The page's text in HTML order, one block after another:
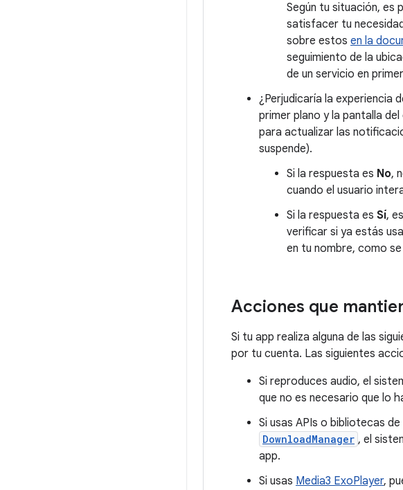
Según tu situación, es
satisfacer tu
sobre estos en la
seguimiento de la
de un servicio en
¿Perjudicaría la experiencia
primer plano y la pantalla
para actualizar las
suspende).
Si la respuesta es No,
cuando el usuario
Si la respuesta es Sí,
verificar si ya estás
en tu nombre, como
Acciones que
Si tu app realiza alguna de las
por tu cuenta. Las siguientes
Si reproduces audio, el
que no es necesario que lo
Si usas APIs o bibliotecas
DownloadManager , el
app.
Si usas Media3 ExoPlayer,